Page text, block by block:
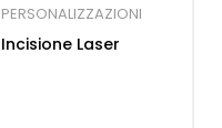
PERSONALIZZAZIONI
Incisione Laser